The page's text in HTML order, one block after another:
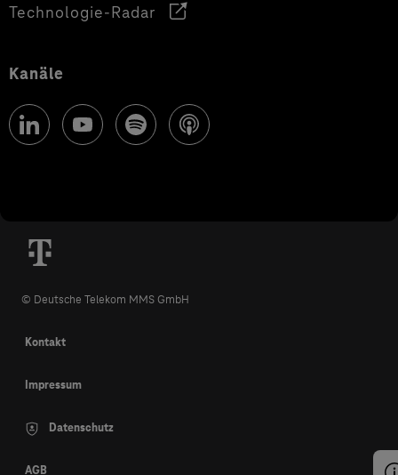
Technologie-Radar
Kanäle
© Deutsche Telekom MMS GmbH
Kontakt
Impressum
Datenschutz
AGB